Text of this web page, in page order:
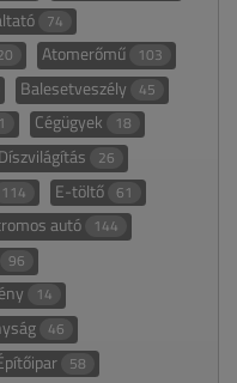
74
Atomerőmű 103
Balesetveszély 45
Cégügyek 18
Díszvilágítás 26
114 E-töltő 61
autó 144
96
14
46
58